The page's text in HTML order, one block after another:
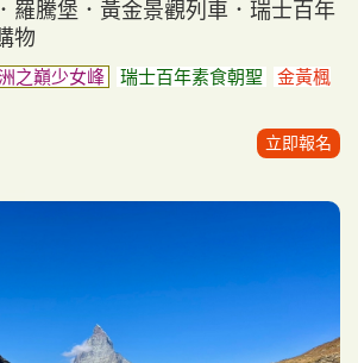
羅騰堡．黃金景觀列車．瑞士百年
物
之巔少女峰 瑞士百年素食朝聖
金黃楓
立即報名